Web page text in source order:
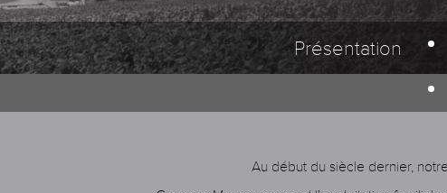
Présentation
Au début du siècle dernier,